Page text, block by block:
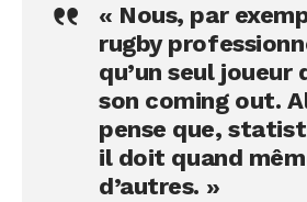
« Nous, par
rugby
qu’un seul joueur
son coming out.
pense que,
il doit quand
d’autres. »